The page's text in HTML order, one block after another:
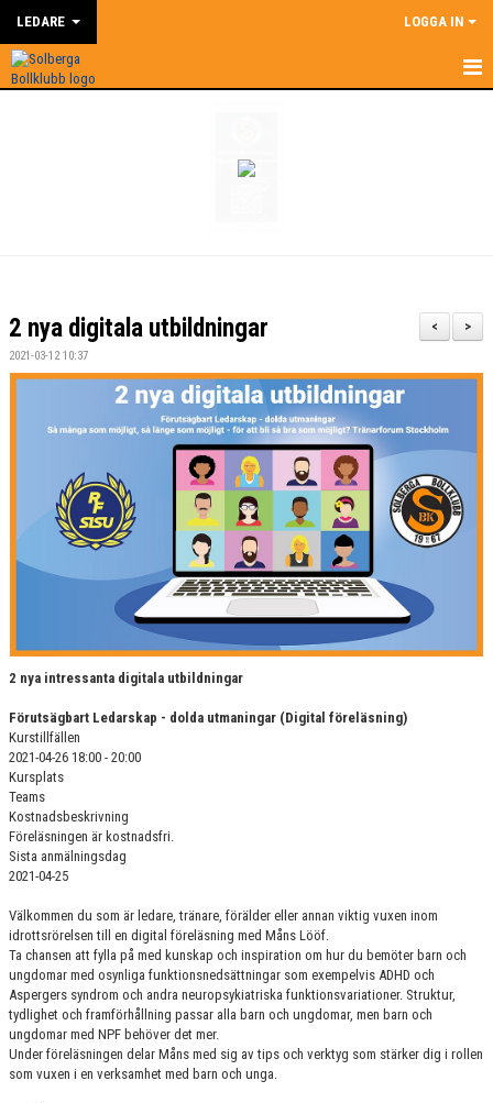
LEDARE LOGGA IN
DOKUMENT
ÅRSHJUL
>
<
2 nya digitala utbildningar
2021-03-12 10:37
2 nya intressanta digitala utbildningar
Förutsägbart Ledarskap - dolda utmaningar (Digital föreläsning)
Kurstillfällen
2021-04-26 18:00 - 20:00
Kursplats
Teams
Kostnadsbeskrivning
Föreläsningen är kostnadsfri.
Sista anmälningsdag
2021-04-25
Välkommen du som är ledare, tränare, förälder eller annan viktig vuxen inom
idrottsrörelsen till en digital föreläsning med Måns Lööf.
Ta chansen att fylla på med kunskap och inspiration om hur du bemöter barn och
ungdomar med osynliga funktionsnedsättningar som exempelvis ADHD och
Aspergers syndrom och andra neuropsykiatriska funktionsvariationer. Struktur,
tydlighet och framförhållning passar alla barn och ungdomar, men barn och
ungdomar med NPF behöver det mer.
Under föreläsningen delar Måns med sig av tips och verktyg som stärker dig i rollen
som vuxen i en verksamhet med barn och unga.